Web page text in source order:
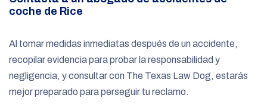
coche de Rice
Al tomar medidas inmediatas después de un accidente,
recopilar evidencia para probar la responsabilidad y
negligencia, y consultar con The Texas Law Dog, estarás
mejor preparado para perseguir tu reclamo.